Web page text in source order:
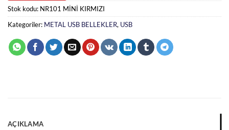
Stok kodu: NR101 MİNİ KIRMIZI
Kategoriler: METAL USB BELLEKLER, USB
AÇIKLAMA